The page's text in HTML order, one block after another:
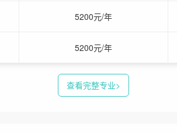
5200元/年
5200元/年
查看完整专业>